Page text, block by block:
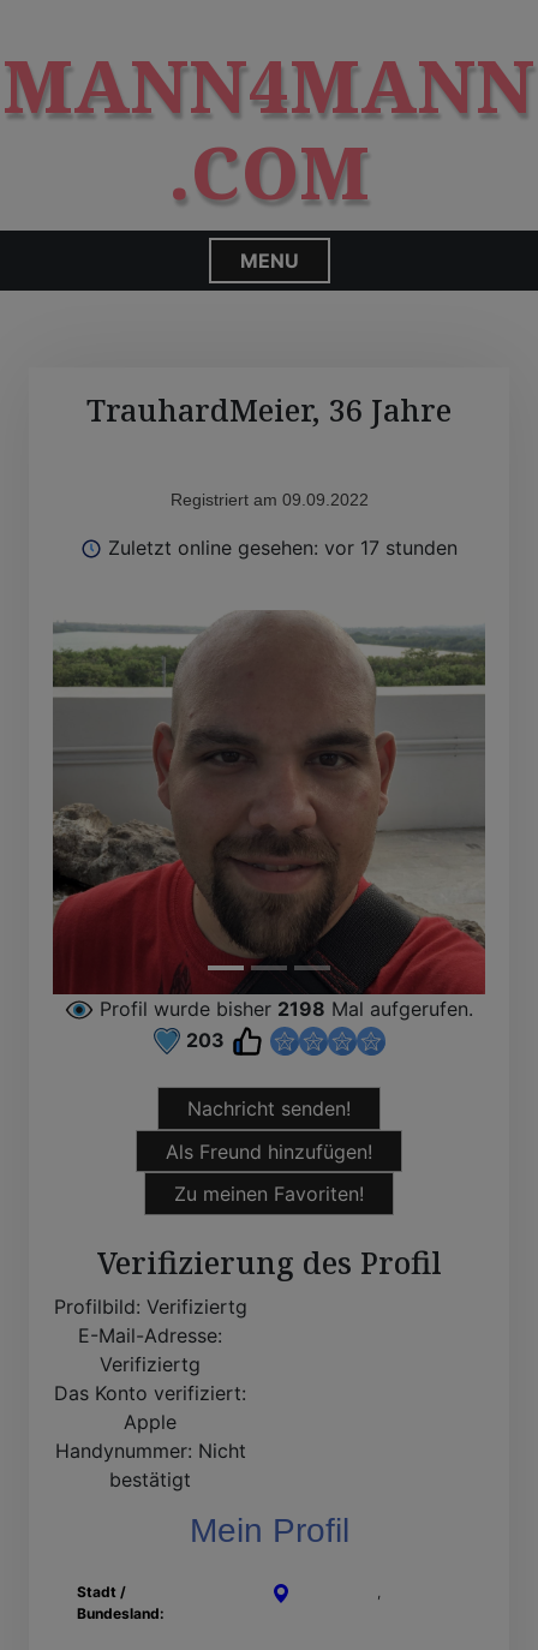
i
p
o
c
n
t
MANN4MANN
.COM
MENU
TrauhardMeier, 36 Jahre
Registriert am 09.09.2022
Zuletzt online gesehen: vor 17 stunden
Profil wurde bisher 2198 Mal aufgerufen.
203
Nachricht senden!
Als Freund hinzufügen!
Zu meinen Favoriten!
Verifizierung des Profil
Profilbild: Verifiziertg
E-Mail-Adresse:
Verifiziertg
Das Konto verifiziert:
Apple
Handynummer: Nicht
bestätigt
Mein Profil
Stadt /
Bundesland:
,